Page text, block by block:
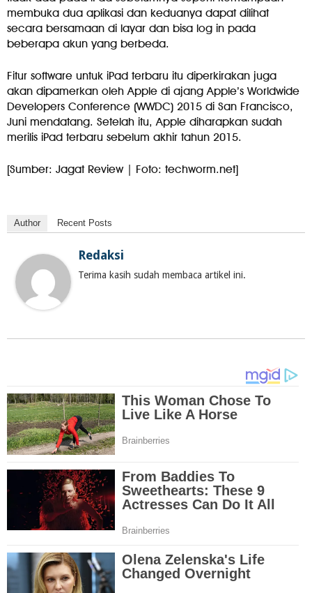
membuka dua aplikasi dan keduanya dapat dilihat
secara bersamaan di layar dan bisa log in pada
beberapa akun yang berbeda.
Fitur software untuk iPad terbaru itu diperkirakan juga
akan dipamerkan oleh Apple di ajang Apple’s Worldwide
Developers Conference (WWDC) 2015 di San Francisco,
Juni mendatang. Setelah itu, Apple diharapkan sudah
merilis iPad terbaru sebelum akhir tahun 2015.
[Sumber: Jagat Review | Foto: techworm.net]
Author Recent Posts
Redaksi
Terima kasih sudah membaca artikel ini.